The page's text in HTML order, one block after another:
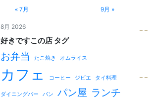
8月 2026
« 7月
9月 »
好きですこの店 タグ
お弁当 たこ焼き オムライス
カフェ コーヒー ジビエ タイ料理
ダイニングバー パン パン屋 ランチ